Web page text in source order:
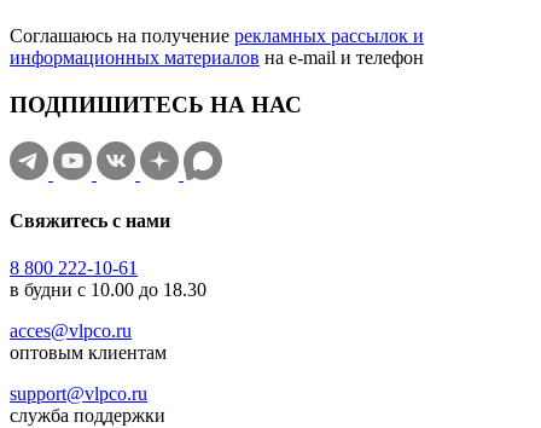
Соглашаюсь на получение рекламных рассылок и
информационных материалов на e‑mail и телефон
ПОДПИШИТЕСЬ НА НАС
Свяжитесь с нами
8 800 222-10-61
в будни с 10.00 до 18.30
acces@vlpco.ru
оптовым клиентам
support@vlpco.ru
служба поддержки